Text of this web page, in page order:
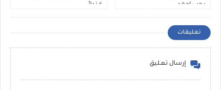
رجب احمد
ابتدائى
تعليقات
إرسال تعليق